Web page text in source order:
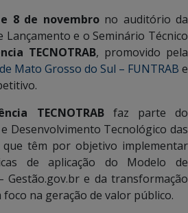
8 de novembrono auditório da
Lançamento e o Seminário Técnico
TECNOTRAB, promovido pela
Mato Grosso do Sul – FUNTRAB e
TECNOTRABfaz parte do
Desenvolvimento Tecnológico das
que têm por objetivo implementar
de aplicação do Modelo de
Gestão.gov.br e da transformação
na geração de valor público.